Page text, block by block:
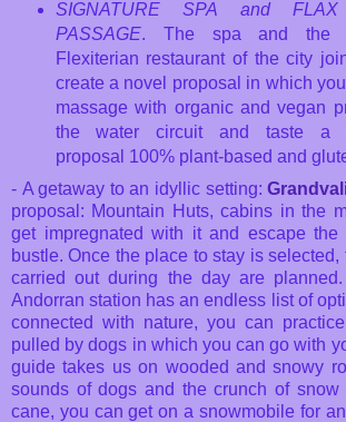
SIGNATURE SPA and
PASSAGE. The spa and the
Flexiterian restaurant of the city
create a novel proposal in which
massage with organic and vegan
the water circuit and taste a
proposal 100% plant-based and
- A getaway to an idyllic setting:
proposal: Mountain Huts, cabins in the
get impregnated with it and escape the
bustle. Once the place to stay is
carried out during the day are
Andorran station has an endless list of
connected with nature, you can
pulled by dogs in which you can go with
guide takes us on wooded and snowy
sounds of dogs and the crunch of
cane, you can get on a snowmobile for